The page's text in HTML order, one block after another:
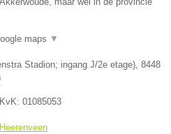
maps ▼
Stadion; ingang J/2e etage), 8448
01085053